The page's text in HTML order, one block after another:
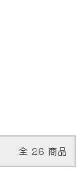
全 26 商品